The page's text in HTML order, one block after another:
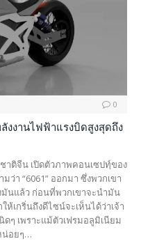
0
งงานไฟฟ้าแรงบิดสูงสุดถึง
ติจีน เปิดตัวภาพคอนเซปทฺ์ของ
ว่า “6061” ออกมา ซึ่งพวกเขา
นแล้ว ก่อนที่พวกเขาจะนำมัน
ห้เกริ่นถึงดีไซน์จะเห็นได้ว่าเจ้า
ๆ เพราะแม้ตัวเฟรมอลูมิเนียม
น่อยๆ…